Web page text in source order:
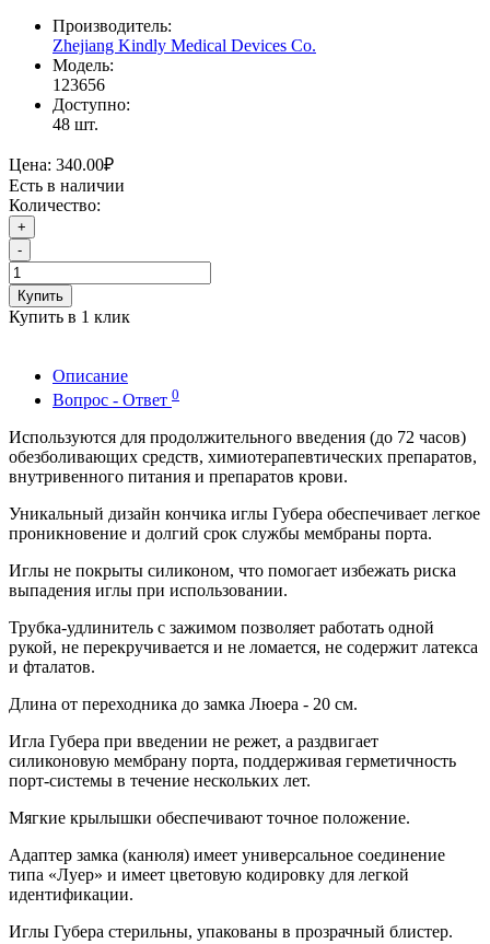
Производитель:
Zhejiang Kindly Medical Devices Co.
Модель:
123656
Доступно:
48 шт.
Цена: 340.00₽
Есть в наличии
Количество:
+
-
Купить
Купить в 1 клик
Описание
Вопрос - Ответ 0
Используются для продолжительного введения (до 72 часов)
обезболивающих средств, химиотерапевтических препаратов,
внутривенного питания и препаратов крови.
Уникальный дизайн кончика иглы Губера обеспечивает легкое
проникновение и долгий срок службы мембраны порта.
Иглы не покрыты силиконом, что помогает избежать риска
выпадения иглы при использовании.
Трубка-удлинитель с зажимом позволяет работать одной
рукой, не перекручивается и не ломается, не содержит латекса
и фталатов.
Длина от переходника до замка Люера - 20 см.
Игла Губера при введении не режет, а раздвигает
силиконовую мембрану порта, поддерживая герметичность
порт-системы в течение нескольких лет.
Мягкие крылышки обеспечивают точное положение.
Адаптер замка (канюля) имеет универсальное соединение
типа «Луер» и имеет цветовую кодировку для легкой
идентификации.
Иглы Губера стерильны, упакованы в прозрачный блистер.